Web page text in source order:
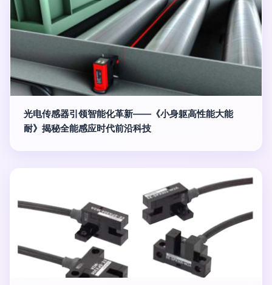
光电传感器引领智能化革新——《小身躯高性能大能
耐》揭秘全能感应时代前沿科技